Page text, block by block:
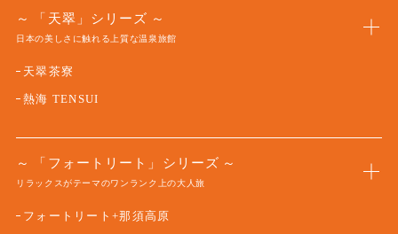
「天翠」シリーズ
日本の美しさに触れる上質な温泉旅館
天翠茶寮
熱海 TENSUI
「フォートリート」シリーズ
リラックスがテーマのワンランク上の大人旅
フォートリート+那須高原